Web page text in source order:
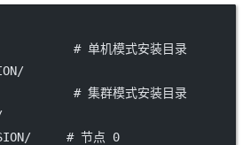
# 单机模式安装目录
# 集群模式安装目录
# 节点 0